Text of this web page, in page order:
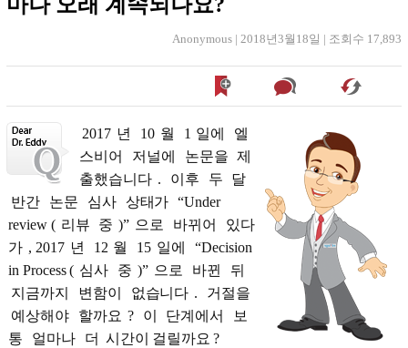
마나 오래 계속되나요?
Anonymous | 2018년3월18일 | 조회수 17,893
2017 년 10 월 1 일에
엘
스비어
저널에 논문을
제
출했습니다 . 이후 두
달
반간
논문 심사 상태가 “Under
review ( 리뷰 중 )” 으로 바뀌어
있다
가 , 2017 년 12 월 15 일에
“Decision
in Process ( 심사 중 )” 으로 바뀐
뒤
지금까지
변함이 없습니다 .
거절을
예상해야
할까요 ? 이 단계에서
보
통
얼마나 더 시간이 걸릴까요 ?